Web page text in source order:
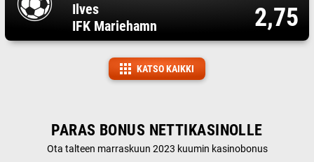
Ilves
IFK Mariehamn
2,75
KATSO KAIKKI
PARAS BONUS NETTIKASINOLLE
Ota talteen marraskuun 2023 kuumin kasinobonus